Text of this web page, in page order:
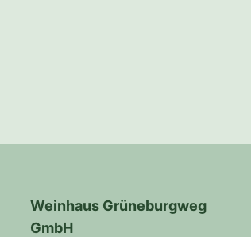
Weinhaus Grüneburgweg
GmbH